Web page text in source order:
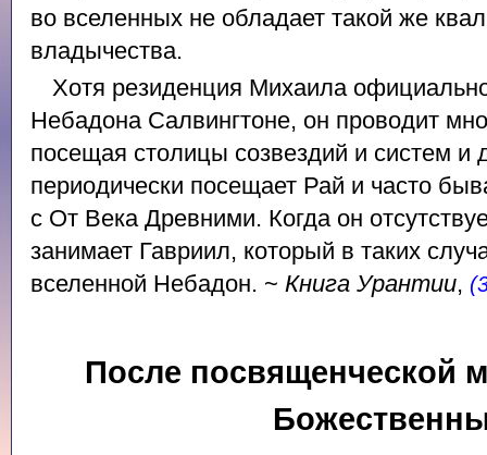
во вселенных не обладает такой же
владычества.
Хотя резиденция Михаила
Небадона Салвингтоне, он проводит
посещая столицы созвездий и систем
периодически посещает Рай и часто
с От Века Древними. Когда он
занимает Гавриил, который в таких
вселенной Небадон. ~ Книга Урантии,
После посвященческой